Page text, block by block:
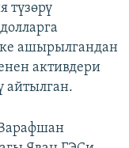
түзөрү
ашырылгандан
активдери
айтылган.